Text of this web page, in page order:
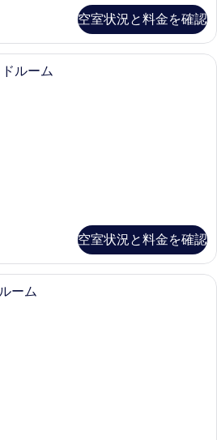
空室状況と料金を確認
ロイヤル スイート 2 ベッドルーム |
ルーム
空室状況と料金を確認
クラブ スイート 1 ベッドルーム | リ
ーム